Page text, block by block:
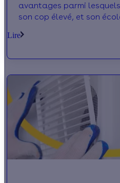
avantages parmi
son cop élevé, et son
Lire